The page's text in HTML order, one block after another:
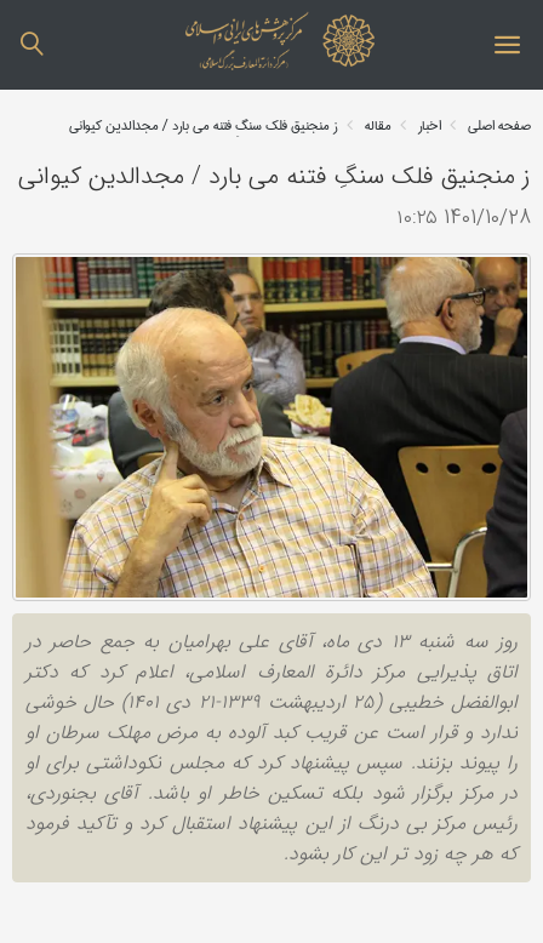
صفحه اصلی اخبار مقاله ز منجنیق فلک سنگِ فتنه می بارد / مجدالدین کیوانی
ز منجنیق فلک سنگِ فتنه می بارد / مجدالدین کیوانی
1401/10/28 ۱۰:۲۵
روز سه شنبه ۱۳ دی ماه، آقای علی بهرامیان به جمع حاصر در
اتاق پذیرایی مرکز دائرة المعارف اسلامی، اعلام کرد که دکتر
ابوالفضل خطیبی (۲۵ اردیبهشت ۱۳۳۹-۲۱ دی ۱۴۰۱) حال خوشی
ندارد و قرار است عن قریب کبد آلوده به مرض مهلک سرطان او
را پیوند بزنند. سپس پیشنهاد کرد که مجلس نکوداشتی برای او
در مرکز برگزار شود بلکه تسکین خاطر او باشد. آقای بجنوردی،
رئیس مرکز بی درنگ از این پیشنهاد استقبال کرد و تآکید فرمود
که هر چه زود تر این کار بشود.